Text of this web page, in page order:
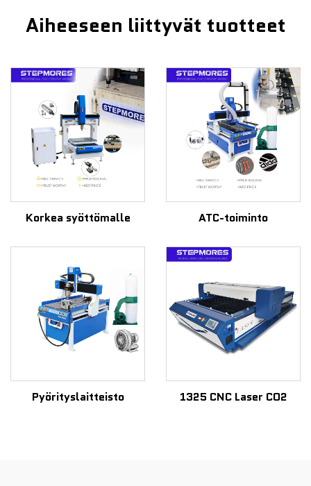
Aiheeseen liittyvät tuotteet
Korkea syöttömalle ATC-toiminto
Pyörityslaitteisto 1325 CNC Laser CO2